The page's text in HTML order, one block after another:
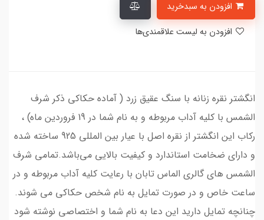
انگشتر نقره زنانه با سنگ عقیق زرد ( آماده حکاکی ذکر شرف
الشمس با کلیه آداب مربوطه و به نام شما در 19 فروردین ماه) ،
رکاب این انگشتر از نقره اصل با عیار بین المللی 925 ساخته شده
و دارای ضخامت استاندارد و کیفیت بالایی می‌باشد.تمامی شرف
الشمس های گالری الماس تابان با رعایت کلیه آداب مربوطه و در
ساعت خاص و در صورت تمایل به نام شخص حکاکی می شوند.
چنانچه تمایل دارید این دعا به نام شما و اختصاصی نوشته شود